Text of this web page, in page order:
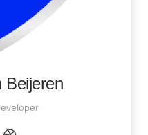
Beijeren